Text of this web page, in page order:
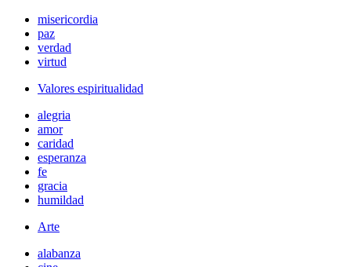
misericordia
paz
verdad
virtud
Valores espiritualidad
alegria
amor
caridad
esperanza
fe
gracia
humildad
Arte
alabanza